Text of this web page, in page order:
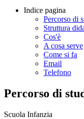
Indice pagina
Percorso di
Struttura
Cos'è
A cosa serve
Come si fa
Email
Telefono
Percorso di
Scuola Infanzia